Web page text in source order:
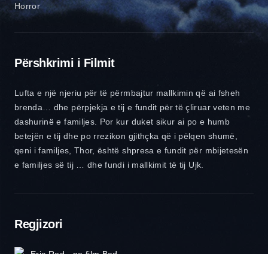
Horror
Përshkrimi i Filmit
Lufta e një njeriu për të përmbajtur mallkimin që ai fsheh
brenda… dhe përpjekja e tij e fundit për të çliruar veten me
dashurinë e familjes. Por kur duket sikur ai po e humb
betejën e tij dhe po rrezikon gjithçka që i pëlqen shumë,
qeni i familjes, Thor, është shpresa e fundit për mbijetesën
e familjes së tij … dhe fundi i mallkimit të tij Ujk.
Regjizori